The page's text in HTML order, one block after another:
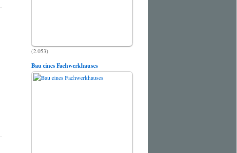
(2.053)
Bau eines Fachwerkhauses